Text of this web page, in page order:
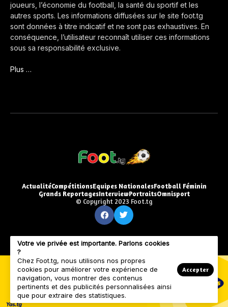
joueurs, l’économie du football, la santé du sportif et les
autres sports. Les informations diffusées sur le site foot.tg
sont données à titre indicatif et ne sont pas exhaustives. En
conséquence, l’utilisateur reconnaît utiliser ces informations
sous sa responsabilité exclusive.
Plus …
ActualitéCompétitionsEquipes NationalesFootball Féminin
Grands ReportagesInterviewPortraitsOmnisport
© Copyright 2023 Foot.tg
Votre vie privée est importante. Parlons cookies
?
Chez Foot.tg, nous utilisons nos propres
cookies pour améliorer votre expérience de
navigation, vous montrer des contenus
pertinents et des publicités personnalisées ainsi
que pour extraire des statistiques.
Accepter